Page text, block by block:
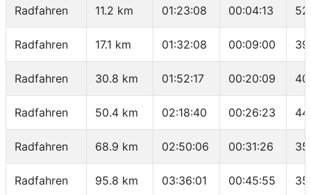
Radfahren 11.2 km 01:23:08 00:04:13
Radfahren 17.1 km 01:32:08 00:09:00
Radfahren 30.8 km 01:52:17 00:20:09
Radfahren 50.4 km 02:18:40 00:26:23
Radfahren 68.9 km 02:50:06 00:31:26
Radfahren 95.8 km 03:36:01 00:45:55